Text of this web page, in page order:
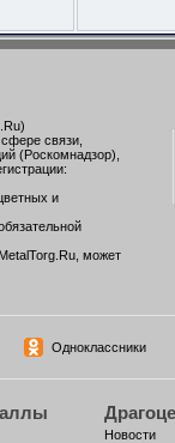
связи,
(Роскомнадзор),
и
может
Одноклассники
Новости